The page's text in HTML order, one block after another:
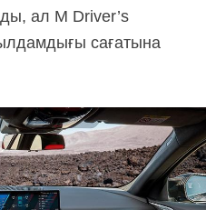
ал M Driver’s
сағатына